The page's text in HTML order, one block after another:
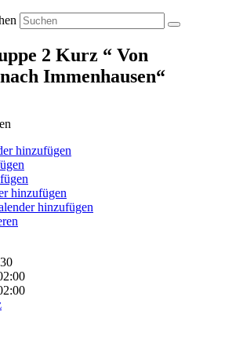
2 Kurz “ Von
Immenhausen“
hinzufügen
hinzufügen
hinzufügen